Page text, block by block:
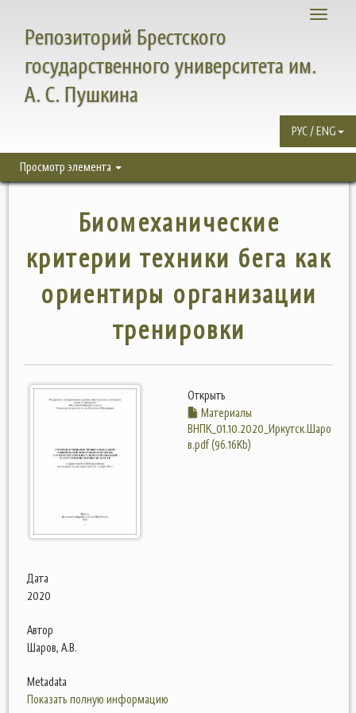
Toggle
Репозиторий Брестского
государственного университета им.
А. С. Пушкина
РУС / ENG
Просмотр элемента
Биомеханические
критерии техники бега как
ориентиры организации
тренировки
Открыть
Материалы
ВНПК_01.10.2020_Иркутск.Шаро
в.pdf (96.16Kb)
Дата
2020
Автор
Шаров, А.В.
Metadata
Показать полную информацию